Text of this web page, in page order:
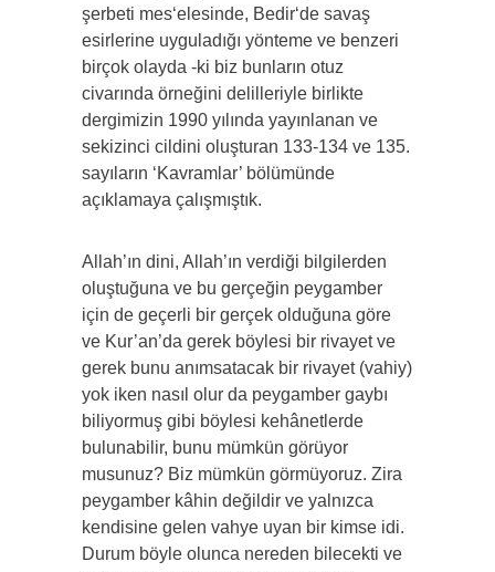
şerbeti mes‘elesinde, Bedir‘de savaş
esirlerine uyguladığı yönteme ve benzeri
birçok olayda -ki biz bunların otuz
civarında örneğini delilleriyle birlikte
dergimizin 1990 yılında yayınlanan ve
sekizinci cildini oluşturan 133-134 ve 135.
sayıların ‘Kavramlar’ bölümünde
açıklamaya çalışmıştık.
Allah’ın dini, Allah’ın verdiği bilgilerden
oluştuğuna ve bu gerçeğin peygamber
için de geçerli bir gerçek olduğuna göre
ve Kur’an’da gerek böylesi bir rivayet ve
gerek bunu anımsatacak bir rivayet (vahiy)
yok iken nasıl olur da peygamber gaybı
biliyormuş gibi böylesi kehânetlerde
bulunabilir, bunu mümkün görüyor
musunuz? Biz mümkün görmüyoruz. Zira
peygamber kâhin değildir ve yalnızca
kendisine gelen vahye uyan bir kimse idi.
Durum böyle olunca nereden bilecekti ve